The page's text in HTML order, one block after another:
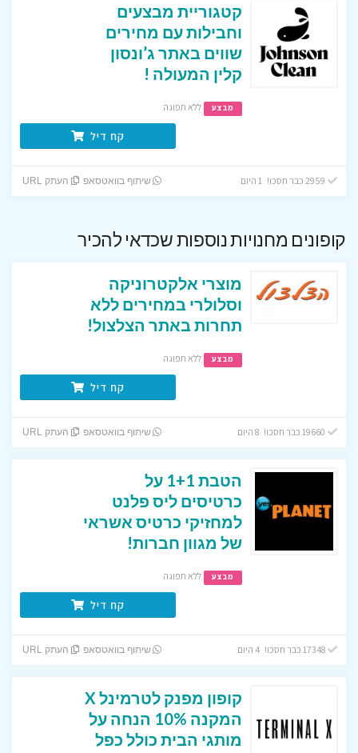
קטגוריית מבצעים
וחבילות עם מחירים
שווים באתר ג’ונסון
קלין המעולה !
מבצע ללא תפוגה
קח דיל
שיתוף בוואטסאפ העתק URL
קופונים מחנויות נוספות שכדאי להכיר
מוצרי אלקטרוניקה
וסלולרי במחירים ללא
תחרות באתר הצלצול!
מבצע ללא תפוגה
קח דיל
שיתוף בוואטסאפ העתק URL
הטבת 1+1 על
כרטיסים ליס פלנט
למחזיקי כרטיס אשראי
של מגוון חברות!
מבצע ללא תפוגה
קח דיל
17348 כבר חסכו! 4 היום שיתוף בוואטסאפ העתק URL
קופון מפנק לטרמינל X
המקנה 10% הנחה על
מותגי הבית כולל כפל